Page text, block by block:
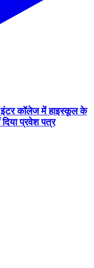
इंटर कॉलेज में हाइस्कूल के
प्रवेश पत्र